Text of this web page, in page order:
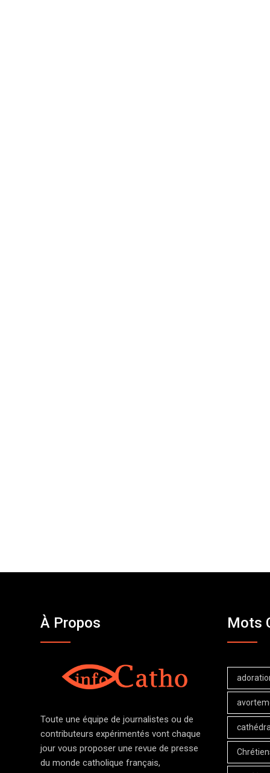
À Propos
Toute une équipe de journalistes ou de
contributeurs expérimentés vont chaque
jour vous proposer une revue de presse
du monde catholique français,
Mots